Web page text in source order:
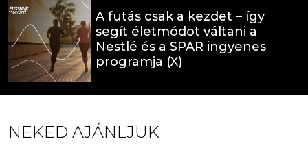
A futás csak a kezdet – így
segít életmódot váltani a
Nestlé és a SPAR ingyenes
programja (X)
NEKED AJÁNLJUK